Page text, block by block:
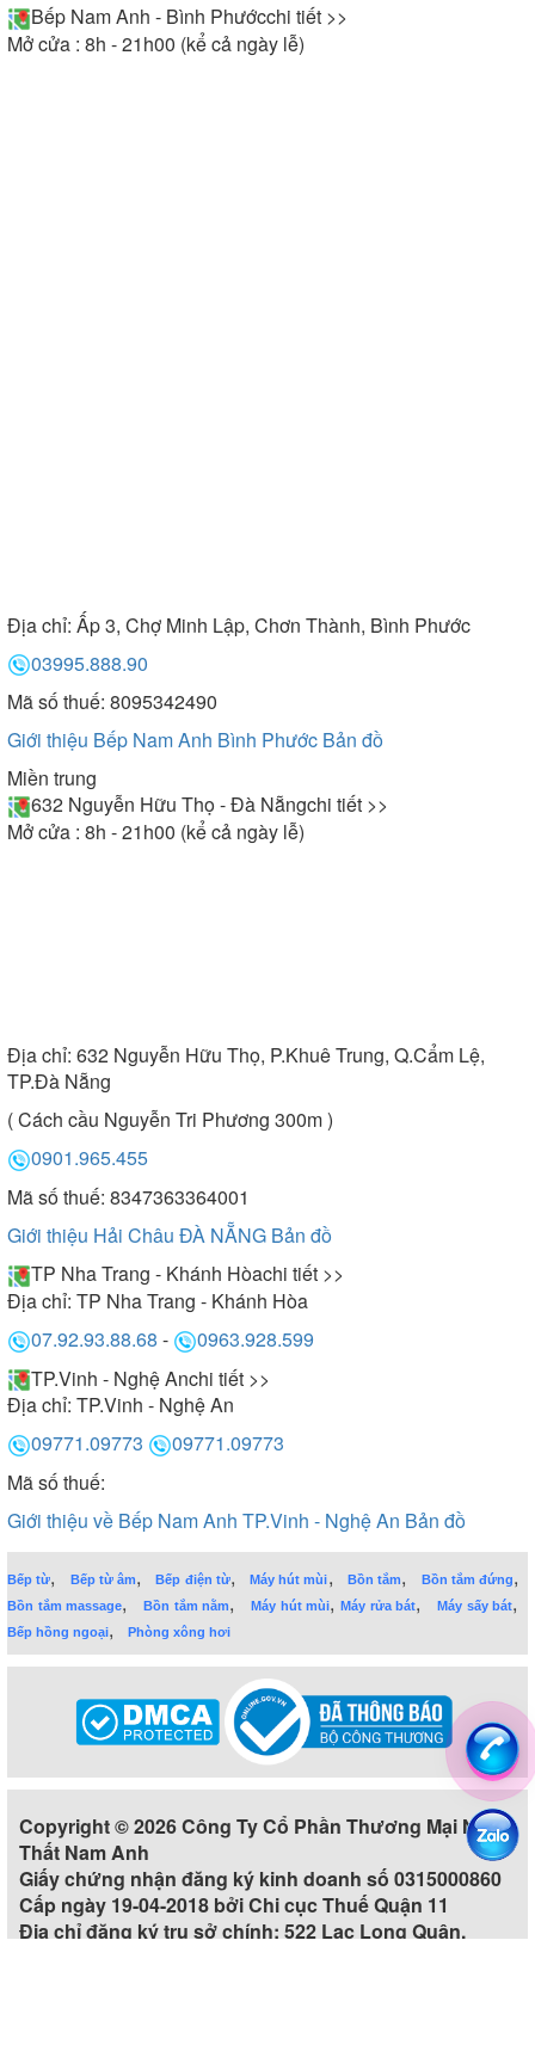
Bếp Nam Anh - Bình Phướcchi tiết >>
Mở cửa : 8h - 21h00 (kể cả ngày lễ)
Địa chỉ: Ấp 3, Chợ Minh Lập, Chơn Thành, Bình Phước
03995.888.90
Mã số thuế: 8095342490
Giới thiệu Bếp Nam Anh Bình Phước Bản đồ
Miền trung
632 Nguyễn Hữu Thọ - Đà Nẵngchi tiết >>
Mở cửa : 8h - 21h00 (kể cả ngày lễ)
Địa chỉ: 632 Nguyễn Hữu Thọ, P.Khuê Trung, Q.Cẩm Lệ,
TP.Đà Nẵng
( Cách cầu Nguyễn Tri Phương 300m )
0901.965.455
Mã số thuế: 8347363364001
Giới thiệu Hải Châu ĐÀ NẴNG Bản đồ
TP Nha Trang - Khánh Hòachi tiết >>
Địa chỉ: TP Nha Trang - Khánh Hòa
07.92.93.88.68 -
0963.928.599
TP.Vinh - Nghệ Anchi tiết >>
Địa chỉ: TP.Vinh - Nghệ An
09771.09773
09771.09773
Mã số thuế:
Giới thiệu về Bếp Nam Anh TP.Vinh - Nghệ An Bản đồ
Bếp từ, Bếp từ âm,Bếp điện từ,Máy hút mùi, Bồn tắm, Bồn tắm đứng,
Bồn tắm massage,Bồn tắm nằm,Máy hút mùi,Máy rửa bát,Máy sấy bát,
Bếp hồng ngoại, Phòng xông hơi
Copyright © 2026 Công Ty Cổ Phần Thương Mại Nội
Thất Nam Anh
Giấy chứng nhận đăng ký kinh doanh số 0315000860
Cấp ngày 19-04-2018 bởi Chi cục Thuế Quận 11
Địa chỉ đăng ký trụ sở chính: 522 Lạc Long Quân,